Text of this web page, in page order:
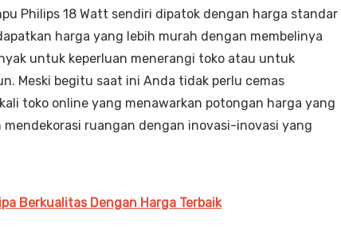
Philips 18 Watt sendiri dipatok dengan harga standar
harga yang lebih murah dengan membelinya
untuk keperluan menerangi toko atau untuk
Meski begitu saat ini Anda tidak perlu cemas
toko online yang menawarkan potongan harga yang
ruangan dengan inovasi-inovasi yang
Berkualitas Dengan Harga Terbaik